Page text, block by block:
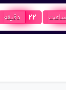
ساعت 22 دقیقه